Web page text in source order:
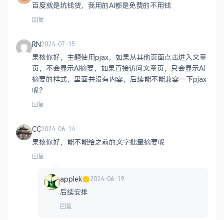
百度就是坑钱货，我用的AI都是免费的不用钱
回复
RN2024-07-15
果核你好，主题使用pjax，如果从其他页面点击进入文章
页，不会显示AI摘要，如果直接访问文章页，只会显示AI
摘要的样式，里面并没有内容，后续能不能兼容一下pjax
呢？
回复
CC2024-06-14
果核你好，能不能给之前的文字批量摘要呢
回复
applek 2024-06-19
后续安排
回复